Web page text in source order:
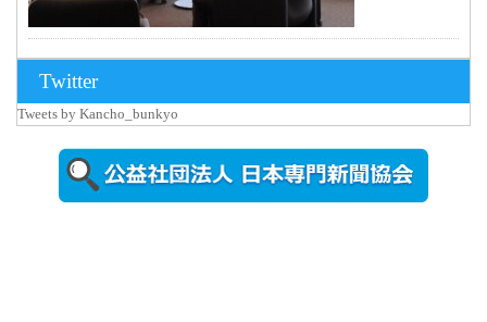
ォトスポッ
ト （8...
Twitter
Tweets by Kancho_bunkyo